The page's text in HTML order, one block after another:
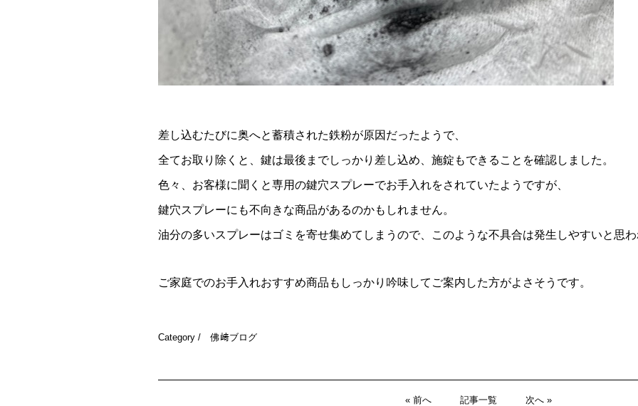
差し込むたびに奥へと蓄積された鉄粉が原因だったようで、
全てお取り除くと、鍵は最後までしっかり差し込め、施錠もできることを確認しました。
色々、お客様に聞くと専用の鍵穴スプレーでお手入れをされていたようですが、
鍵穴スプレーにも不向きな商品があるのかもしれません。
油分の多いスプレーはゴミを寄せ集めてしまうので、このような不具合は発生しやすいと思
ご家庭でのお手入れおすすめ商品もしっかり吟味してご案内した方がよさそうです。
Category / 佛﨑ブログ
« 前へ 記事一覧 次へ »